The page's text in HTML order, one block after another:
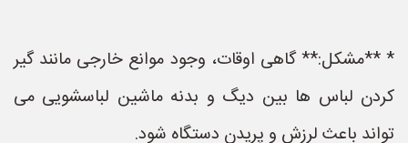
* **مشکل:** گاهی اوقات، وجود موانع خارجی مانند گیر
کردن لباس ها بین دیگ و بدنه ماشین لباسشویی می
تواند باعث لرزش و پریدن دستگاه شود.